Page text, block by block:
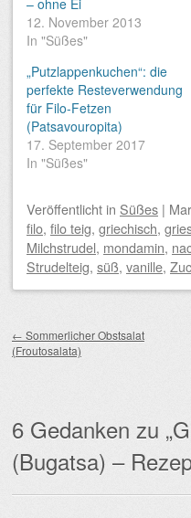
– ohne Ei
12. November 2013
In "Süßes"
„Putzlappenkuchen“: die
perfekte Resteverwendung
für Filo-Fetzen
(Patsavouropita)
17. September 2017
In "Süßes"
Veröffentlicht in Süßes |
filo, filo teig, griechisch,
Milchstrudel, mondamin,
Strudelteig, süß, vanille,
← Sommerlicher Obstsalat
(Froutosalata)
6 Gedanken zu „
(Bugatsa) –